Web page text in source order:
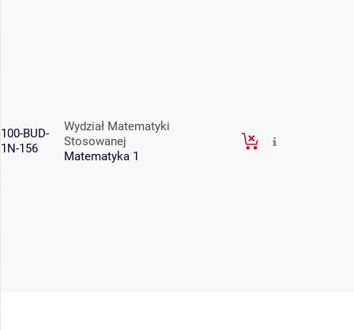
100-BUD-
1N-156
Wydział Matematyki
Stosowanej
Matematyka 1